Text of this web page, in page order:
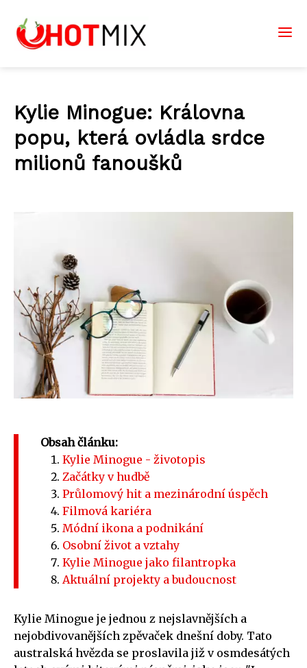
Kylie Minogue: Královna
popu, která ovládla srdce
milionů fanoušků
Obsah článku:
Kylie Minogue - životopis
Začátky v hudbě
Průlomový hit a mezinárodní úspěch
Filmová kariéra
Módní ikona a podnikání
Osobní život a vztahy
Kylie Minogue jako filantropka
Aktuální projekty a budoucnost
Kylie Minogue je jednou z nejslavnějších a
nejobdivovanějších zpěvaček dnešní doby. Tato
australská hvězda se proslavila již v osmdesátých